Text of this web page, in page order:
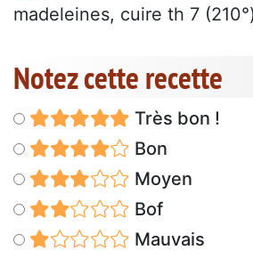
madeleines, cuire th 7
Notez cette recette
Très bon !
Bon
Moyen
Bof
Mauvais